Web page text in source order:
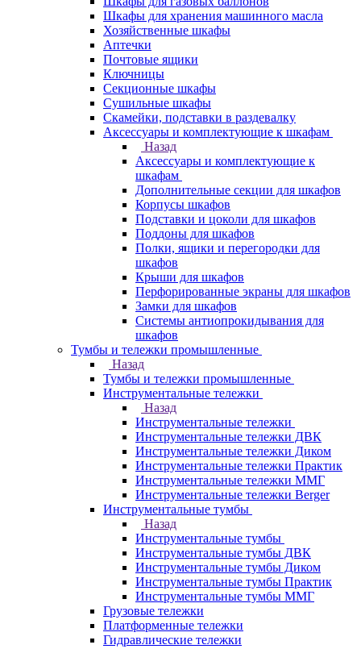
Шкафы для хранения машинного масла
Хозяйственные шкафы
Аптечки
Почтовые ящики
Ключницы
Секционные шкафы
Сушильные шкафы
Скамейки, подставки в раздевалку
Аксессуары и комплектующие к шкафам
Назад
Аксессуары и комплектующие к
шкафам
Дополнительные секции для шкафов
Корпусы шкафов
Подставки и цоколи для шкафов
Поддоны для шкафов
Полки, ящики и перегородки для
шкафов
Крыши для шкафов
Перфорированные экраны для шкафов
Замки для шкафов
Системы антиопрокидывания для
шкафов
Тумбы и тележки промышленные
Назад
Тумбы и тележки промышленные
Инструментальные тележки
Назад
Инструментальные тележки
Инструментальные тележки ДВК
Инструментальные тележки Диком
Инструментальные тележки Практик
Инструментальные тележки ММГ
Инструментальные тележки Berger
Инструментальные тумбы
Назад
Инструментальные тумбы
Инструментальные тумбы ДВК
Инструментальные тумбы Диком
Инструментальные тумбы Практик
Инструментальные тумбы ММГ
Грузовые тележки
Платформенные тележки
Гидравлические тележки